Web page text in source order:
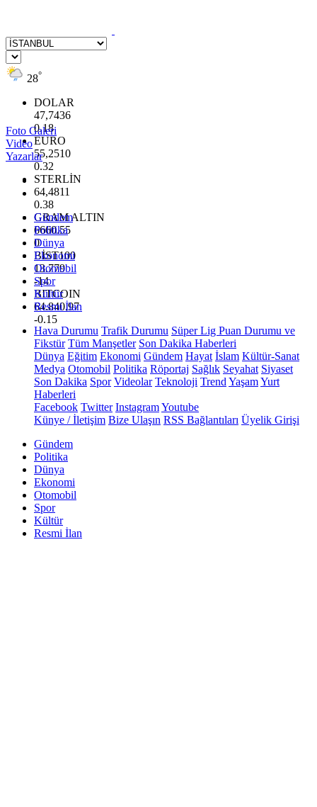
28°
DOLAR
47,7436
0.18
EURO
55,2510
0.32
STERLİN
64,4811
0.38
GRAM ALTIN
6660.55
0
BİST100
13.779
-14
BITCOIN
64.840,97
-0.15
Foto Galeri
Video
Yazarlar
Gündem
Politika
Dünya
Ekonomi
Otomobil
Spor
Kültür
Resmi İlan
Hava Durumu Trafik Durumu Süper Lig Puan Durumu ve
Fikstür Tüm Manşetler Son Dakika Haberleri
Dünya Eğitim Ekonomi Gündem Hayat İslam Kültür-Sanat
Medya Otomobil Politika Röportaj Sağlık Seyahat Siyaset
Son Dakika Spor Videolar Teknoloji Trend YaşamYurt
Haberleri
Facebook Twitter InstagramYoutube
Künye / İletişim Bize Ulaşın RSS Bağlantıları Üyelik Girişi
Gündem
Politika
Dünya
Ekonomi
Otomobil
Spor
Kültür
Resmi İlan